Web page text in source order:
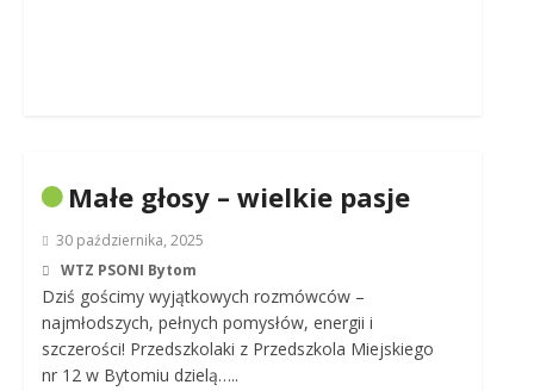
Małe głosy – wielkie pasje
30 października, 2025
WTZ PSONI Bytom
Dziś gościmy wyjątkowych rozmówców –
najmłodszych, pełnych pomysłów, energii i
szczerości! Przedszkolaki z Przedszkola Miejskiego
nr 12 w Bytomiu dzielą…..